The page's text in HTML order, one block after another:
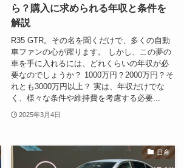
ら？購入に求められる年収と条件を
解説
R35 GTR。その名を聞くだけで、多くの自動
車ファンの心が躍ります。 しかし、この夢の
車を手に入れるには、どれくらいの年収が必
要なのでしょうか？ 1000万円？2000万円？そ
れとも3000万円以上？ 実は、年収だけでな
く、様々な条件や維持費を考慮する必要...
2025年3月4日
日産